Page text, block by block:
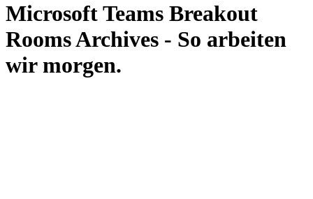
Microsoft Teams Breakout
Rooms Archives - So arbeiten
wir morgen.